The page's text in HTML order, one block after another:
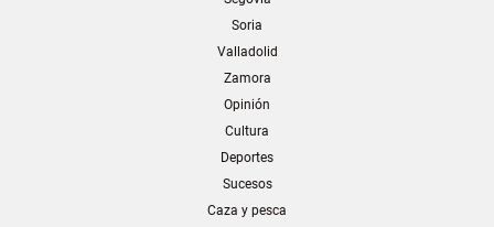
Soria
Valladolid
Zamora
Opinión
Cultura
Deportes
Sucesos
Caza y pesca